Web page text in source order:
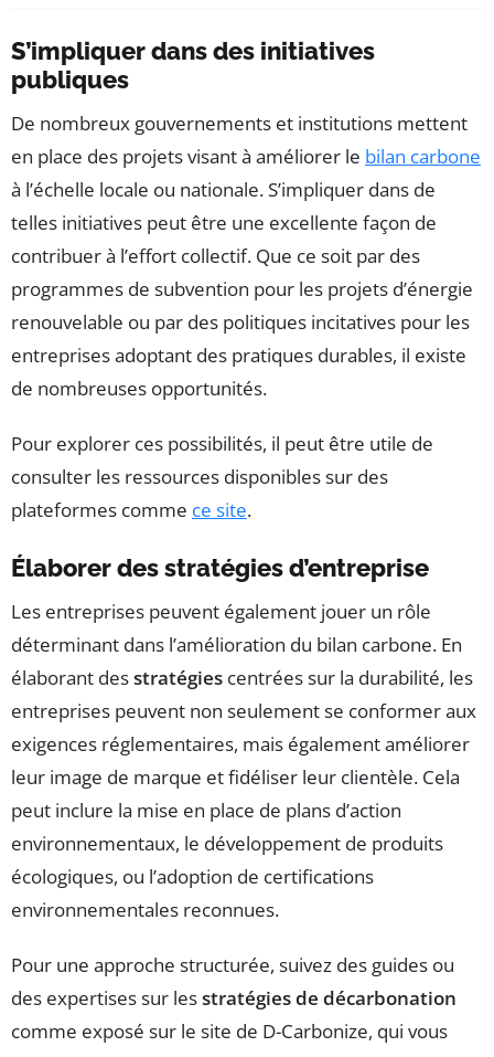
S’impliquer dans des initiatives
publiques
De nombreux gouvernements et institutions mettent
en place des projets visant à améliorer le bilan carbone
à l’échelle locale ou nationale. S’impliquer dans de
telles initiatives peut être une excellente façon de
contribuer à l’effort collectif. Que ce soit par des
programmes de subvention pour les projets d’énergie
renouvelable ou par des politiques incitatives pour les
entreprises adoptant des pratiques durables, il existe
de nombreuses opportunités.
Pour explorer ces possibilités, il peut être utile de
consulter les ressources disponibles sur des
plateformes comme ce site.
Élaborer des stratégies d’entreprise
Les entreprises peuvent également jouer un rôle
déterminant dans l’amélioration du bilan carbone. En
élaborant desstratégies centrées sur la durabilité, les
entreprises peuvent non seulement se conformer aux
exigences réglementaires, mais également améliorer
leur image de marque et fidéliser leur clientèle. Cela
peut inclure la mise en place de plans d’action
environnementaux, le développement de produits
écologiques, ou l’adoption de certifications
environnementales reconnues.
Pour une approche structurée, suivez des guides ou
des expertises sur lesstratégies de décarbonation
comme exposé sur le site de D-Carbonize, qui vous